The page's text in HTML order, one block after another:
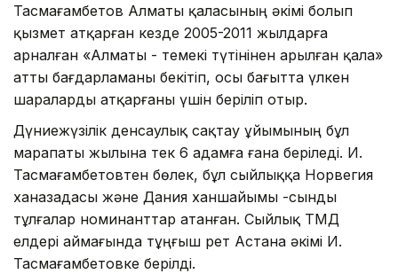
Тасмағамбетов Алматы қаласының әкімі болып
қызмет атқарған кезде 2005-2011 жылдарға
арналған «Алматы - темекі түтінінен арылған қала»
атты бағдарламаны бекітіп, осы бағытта үлкен
шараларды атқарғаны үшін беріліп отыр.
Дүниежүзілік денсаулық сақтау ұйымының бұл
марапаты жылына тек 6 адамға ғана беріледі. И.
Тасмағамбетовтен бөлек, бұл сыйлыққа Норвегия
ханазадасы және Дания ханшайымы -сынды
тұлғалар номинанттар атанған. Сыйлық ТМД
елдері аймағында тұңғыш рет Астана әкімі И.
Тасмағамбетовке берілді.